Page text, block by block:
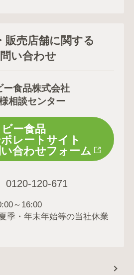
販売店舗に関する
い合わせ
ー食品株式会社
相談センター
ー食品
レートサイト
合わせフォーム
0120-120-671
～16:00
季・年末年始等の当社休業